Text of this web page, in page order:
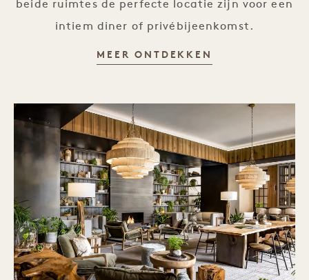
beide ruimtes de perfecte locatie zijn voor een
intiem diner of privébijeenkomst.
MEER ONTDEKKEN